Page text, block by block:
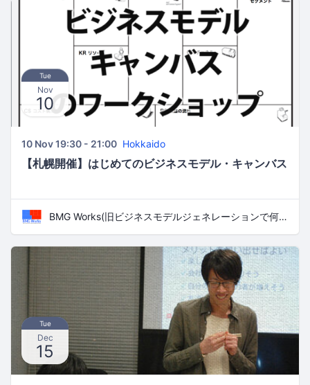
Tue
Nov
10
10 Nov 19:30 - 21:00 Hokkaido
【札幌開催】はじめてのビジネスモデル・キャンバス
BMG Works(旧ビジネスモデルジェネレーションで何かやる)
Tue
Dec
15